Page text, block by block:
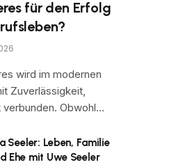
für den Erfolg
wird im modernen
Zuverlässigkeit,
Obwohl…
Seeler: Leben, Familie
Ehe mit Uwe Seeler